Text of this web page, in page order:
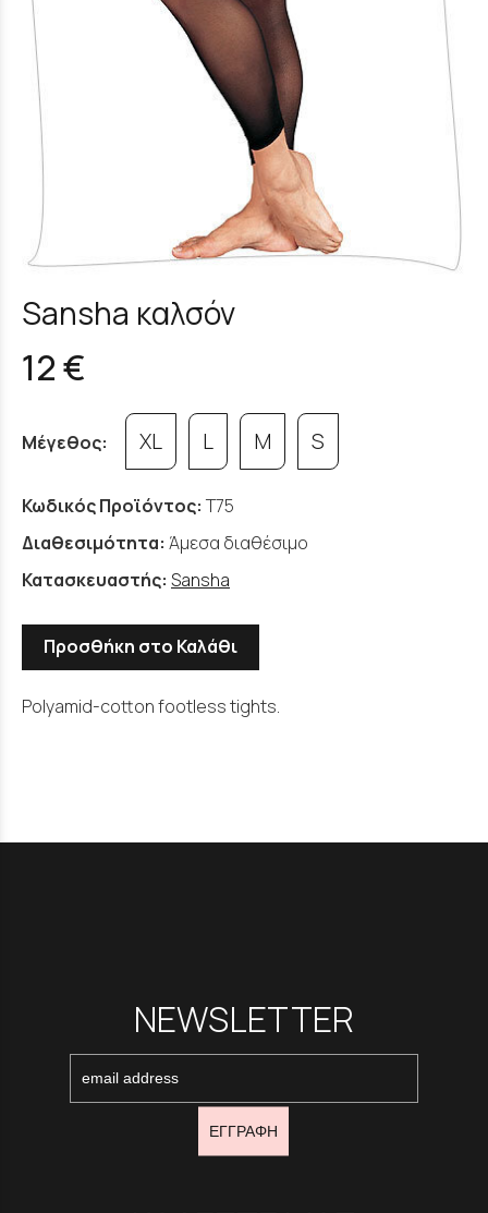
Sansha καλσόν
12 €
Μέγεθος: XL L M S
Κωδικός Προϊόντος: T75
Διαθεσιμότητα: Άμεσα διαθέσιμο
Κατασκευαστής: Sansha
Προσθήκη στο Καλάθι
Polyamid-cotton footless tights.
NEWSLETTER
ΕΓΓΡΑΦΗ